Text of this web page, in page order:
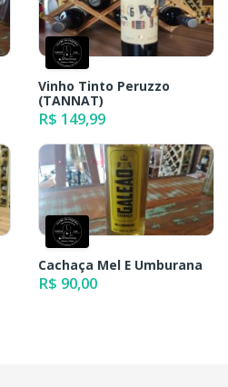
Vinho Tinto Peruzzo
(TANNAT)
R$ 149,99
Cachaça Mel E Umburana
R$ 90,00